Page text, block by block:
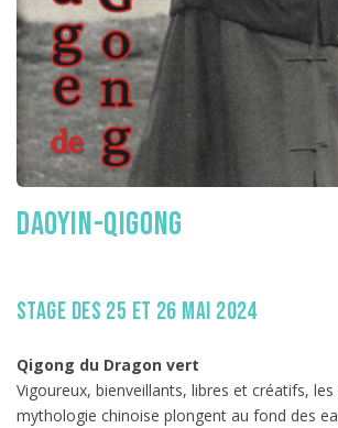
DaoYin-QiGong
stage des 25 et 26 mai 2024
Qigong du Dragon vert
Vigoureux, bienveillants, libres et créatifs,
mythologie chinoise plongent au fond des